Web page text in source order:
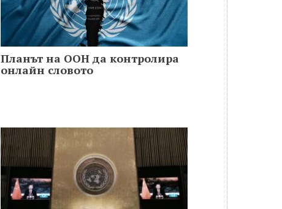
Планът на ООН да контролира
онлайн словото